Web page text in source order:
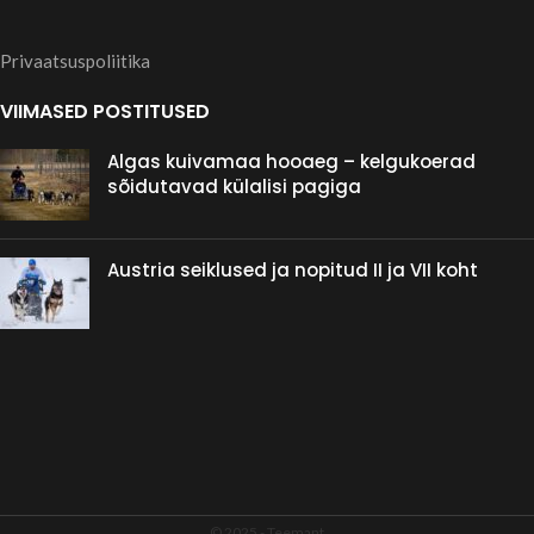
lookuse
haplotüüp: VP2
Aguuti on
esivanemate
fenotüüp ja on
tänapäevaste
hallhuntide seas
kõige levinum. See
täiesti võimeline
iseseisvalt rakendit
Privaatsuspoliitika
VIIMASED POSTITUSED
Algas kuivamaa hooaeg – kelgukoerad
sõidutavad külalisi pagiga
Austria seiklused ja nopitud II ja VII koht